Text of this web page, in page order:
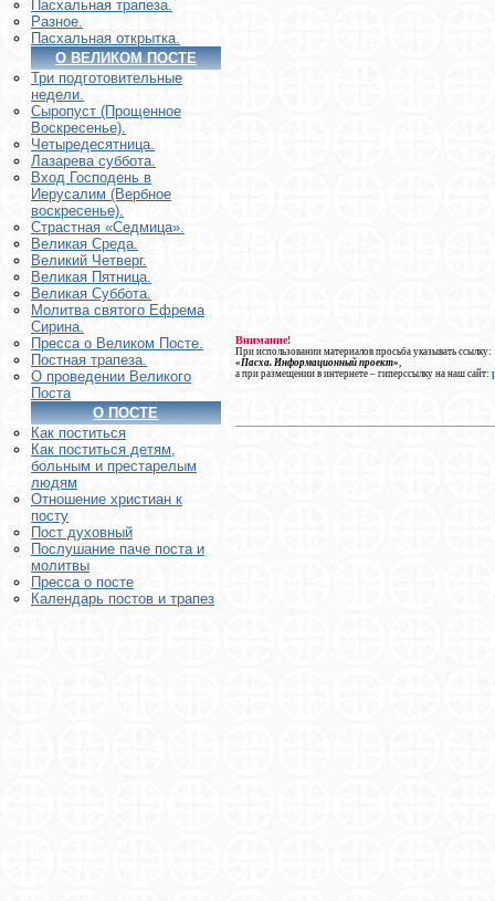
Пасхальная трапеза.
Разное.
Пасхальная открытка.
О ВЕЛИКОМ ПОСТЕ
Три подготовительные
недели.
Сыропуст (Прощенное
Воскресенье).
Четыредесятница.
Лазарева суббота.
Вход Господень в
Иерусалим (Вербное
воскресенье).
Страстная «Седмица».
Великая Среда.
Великий Четверг.
Великая Пятница.
Великая Суббота.
Молитва святого Ефрема
Сирина.
Пресса о Великом Посте.
Постная трапеза.
О проведении Великого
Поста
О ПОСТЕ
Как поститься
Как поститься детям,
больным и престарелым
людям
Отношение христиан к
посту
Пост духовный
Послушание паче поста и
молитвы
Пресса о посте
Календарь постов и трапез
Внимание!
При использовании материалов просьба указывать ссылку:
«Пасха. Информационный проект»,
а при размещении в интернете – гиперссылку на наш сайт: